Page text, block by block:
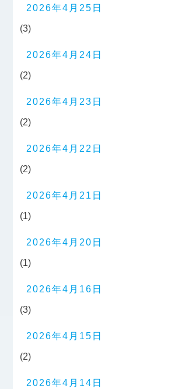
2026年4月25日
(3)
2026年4月24日
(2)
2026年4月23日
(2)
2026年4月22日
(2)
2026年4月21日
(1)
2026年4月20日
(1)
2026年4月16日
(3)
2026年4月15日
(2)
2026年4月14日